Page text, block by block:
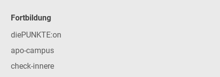
Fortbildung
diePUNKTE:on
apo-campus
check-innere